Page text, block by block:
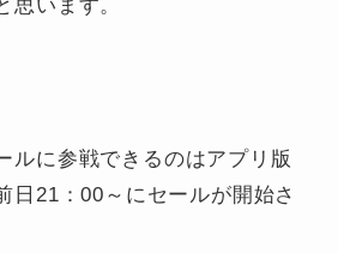
思います。
ルに参戦できるのはアプリ版
日21：00～にセールが開始さ